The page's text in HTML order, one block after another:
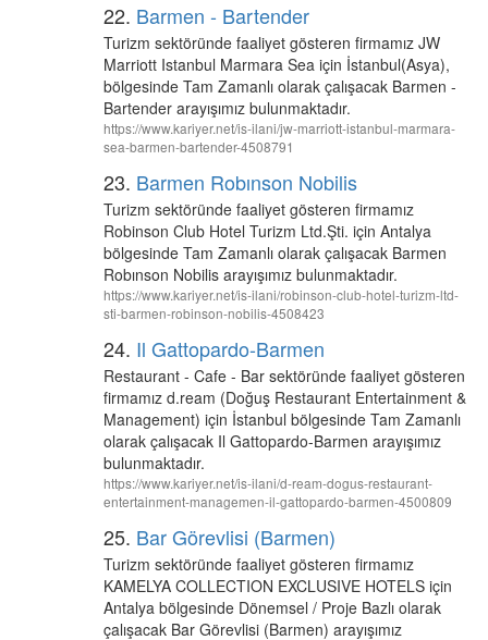
22. Barmen - Bartender
Turizm sektöründe faaliyet gösteren firmamız JW
Marriott Istanbul Marmara Sea için İstanbul(Asya),
bölgesinde Tam Zamanlı olarak çalışacak Barmen -
Bartender arayışımız bulunmaktadır.
https://www.kariyer.net/is-ilani/jw-marriott-istanbul-marmara-
sea-barmen-bartender-4508791
23. Barmen Robınson Nobilis
Turizm sektöründe faaliyet gösteren firmamız
Robinson Club Hotel Turizm Ltd.Şti. için Antalya
bölgesinde Tam Zamanlı olarak çalışacak Barmen
Robınson Nobilis arayışımız bulunmaktadır.
https://www.kariyer.net/is-ilani/robinson-club-hotel-turizm-ltd-
sti-barmen-robinson-nobilis-4508423
24. Il Gattopardo-Barmen
Restaurant - Cafe - Bar sektöründe faaliyet gösteren
firmamız d.ream (Doğuş Restaurant Entertainment &
Management) için İstanbul bölgesinde Tam Zamanlı
olarak çalışacak Il Gattopardo-Barmen arayışımız
bulunmaktadır.
https://www.kariyer.net/is-ilani/d-ream-dogus-restaurant-
entertainment-managemen-il-gattopardo-barmen-4500809
25. Bar Görevlisi (Barmen)
Turizm sektöründe faaliyet gösteren firmamız
KAMELYA COLLECTION EXCLUSIVE HOTELS için
Antalya bölgesinde Dönemsel / Proje Bazlı olarak
çalışacak Bar Görevlisi (Barmen) arayışımız